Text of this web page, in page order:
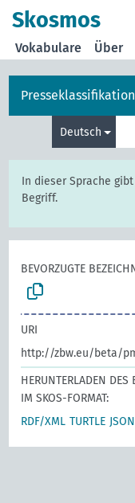
Skosmos
Vokabulare Über
Deutsch
In dieser Sprache
Begriff.
BEVORZUGTE
URI
http://zbw.eu/beta/
HERUNTERLADEN DES
IM SKOS-FORMAT:
RDF/XML TURTLE